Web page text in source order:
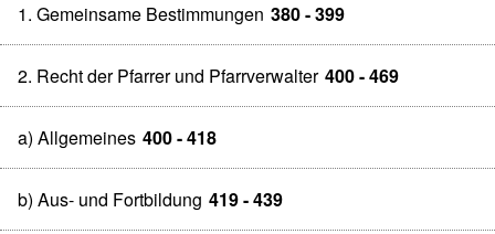
1. Gemeinsame Bestimmungen 380 - 399
2. Recht der Pfarrer und Pfarrverwalter 400 - 469
a) Allgemeines 400 - 418
b) Aus- und Fortbildung 419 - 439